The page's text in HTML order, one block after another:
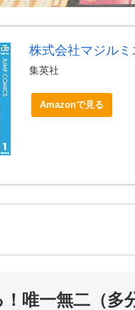
株式会社マジル
集英社
Amazonで見る
唯一無二（多